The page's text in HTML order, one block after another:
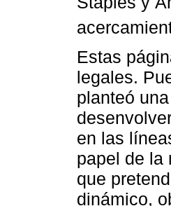
Estas
legales.
planteó
en las
papel de la
que
dinámico,